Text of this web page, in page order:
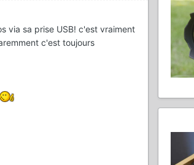
via sa prise USB! c'est vraiment
c'est toujours